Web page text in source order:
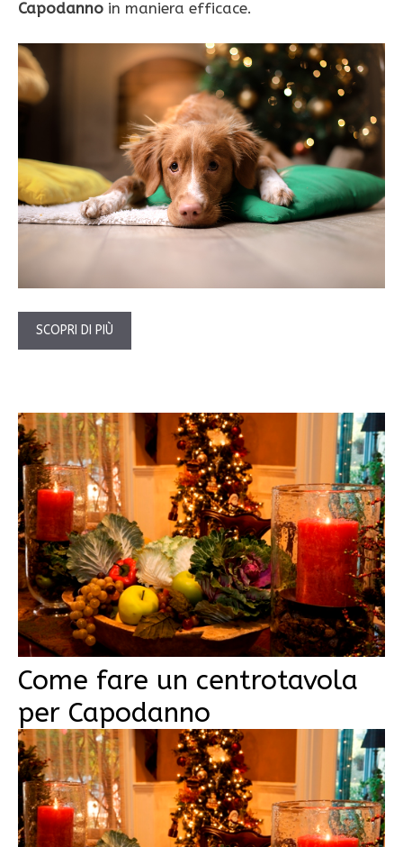
Capodanno in maniera efficace.
SCOPRI DI PIÙ
Come fare un centrotavola
per Capodanno